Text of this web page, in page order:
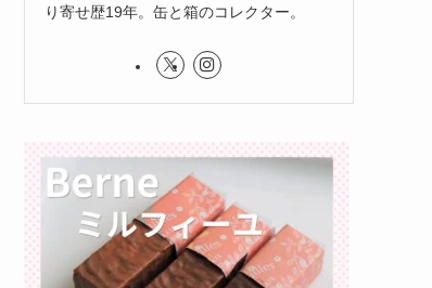
り寄せ歴19年。缶と箱のコレクター。